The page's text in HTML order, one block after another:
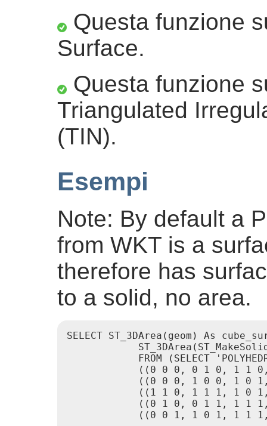
Questa funzione
Surface.
Questa funzione
Triangulated
(TIN).
Esempi
Note: By default a
from WKT is a
therefore has
to a solid, no area.
SELECT ST_3DArea(geom) As
FROM (SELECT
((0 0 0, 0 1 0, 1 1
((0 0 0, 1 0 0, 1 0
((1 1 0, 1 1 1, 1 0
((0 1 0, 0 1 1, 1 1
((0 0 1, 1 0 1, 1 1